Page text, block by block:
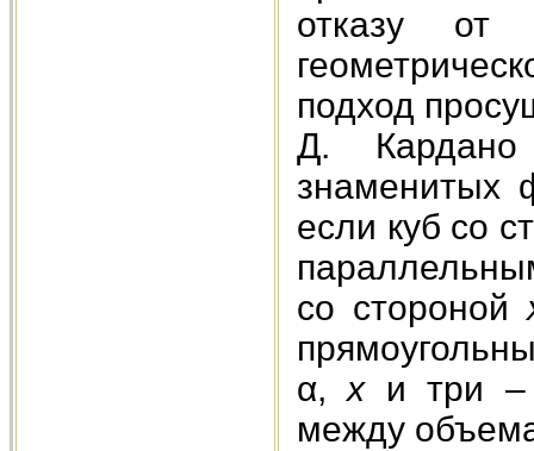
отказу от
подход
Д.
знаменитых
если куб со
со стороной
α,хи три –
между